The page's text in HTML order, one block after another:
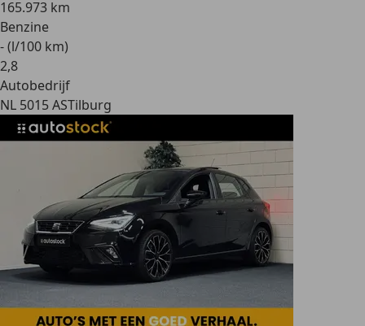
165.973 km
Benzine
- (l/100 km)
2,8
Autobedrijf
NL 5015 ASTilburg